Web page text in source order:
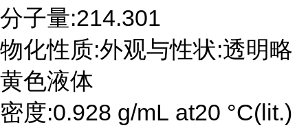
分子量:214.301
物化性质:外观与性状:透明略
黄色液体
密度:0.928 g/mL at20 °C(lit.)